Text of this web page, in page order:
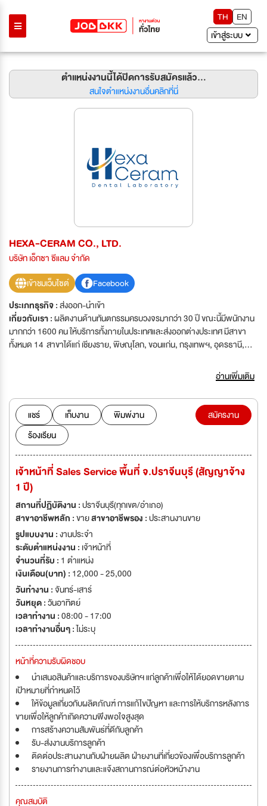
TH
EN
เข้าสู่ระบบ
ตำแหน่งงานนี้ได้ปิดการรับสมัครแล้ว...
สนใจตำแหน่งงานอื่นคลิกที่นี่
HEXA-CERAM CO., LTD.
บริษัท เอ็กซา ซีแลม จำกัด
เข้าชมเว็บไซต์
Facebook
ประเภทธุรกิจ :ส่งออก-นำเข้า
เกี่ยวกับเรา :ผลิตงานด้านทันตกรรมครบวงจรมากว่า 30 ปี ขณะนี้มีพนักงาน
มากกว่า 1600 คน ให้บริการทั้งภายในประเทศและส่งออกต่างประเทศ มีสาขา
ทั้งหมด 14 สาขาได้แก่ เชียงราย, พิษณุโลก, ขอนแก่น, กรุงเทพฯ, อุดรธานี,
สำนักงานใหญ่ ที่จังหวัดเชียงใหม่ และศูนย์ประจำจังหวัดรวม 20 แห่งทั่วประเทศ
กำลังขยายกิจการและเพิ่มกำลังการผลิต ต้องการบุคลากรที่มีประสบการณ์ เงิน
เดือนสูงตามความสามารถพร้อมสวัสดิการ และมีการพัฒนาบุคคลากรเพื่อ
ความก้าวหน้าในสายอาชีพ
อ่านเพิ่มเติม
แชร์ เก็บงาน
พิมพ์งาน
ร้องเรียน
สมัครงาน
เจ้าหน้าที่ Sales Service พื้นที่ จ.ปราจีนบุรี (สัญญาจ้าง
1 ปี)
สถานที่ปฏิบัติงาน :ปราจีนบุรี(ทุกเขต/อำเภอ)
สาขาอาชีพหลัก :ขายสาขาอาชีพรอง :ประสานงานขาย
รูปแบบงาน :งานประจำ
ระดับตำแหน่งงาน : เจ้าหน้าที่
จำนวนที่รับ : 1 ตำแหน่ง
เงินเดือน(บาท) : 12,000 - 25,000
วันทำงาน :จันทร์-เสาร์
วันหยุด :วันอาทิตย์
เวลาทำงาน :08:00 - 17:00
เวลาทำงานอื่นๆ :ไม่ระบุ
หน้าที่ความรับผิดชอบ
นำเสนอสินค้าและบริการของบริษัทฯ แก่ลูกค้าเพื่อให้ได้ยอดขายตาม
เป้าหมายที่กำหนดไว้
ให้ข้อมูลเกี่ยวกับผลิตภัณฑ์ การแก้ไขปัญหา และการให้บริการหลังการ
ขายเพื่อให้ลูกค้าเกิดความพึงพอใจสูงสุด
การสร้างความสัมพันธ์ที่ดีกับลูกค้า
รับ-ส่งงานบริการลูกค้า
ติดต่อประสานงานกับฝ่ายผลิต ฝ่ายงานที่เกี่ยวข้องเพื่อบริการลูกค้า
รายงานการทำงานและแจ้งสถานการณ์ต่อหัวหน้างาน
คุณสมบัติ